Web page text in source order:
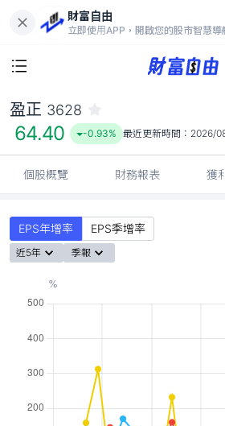
財富自由
立即使用APP，開啟您的股市智慧導
64.40
-0.93%
盈正 3628
64.40 -0.93% 最近更新時間： 2026/
個股概覽 財務報表 獲
EPS年增率 EPS季增率
近5年 季報